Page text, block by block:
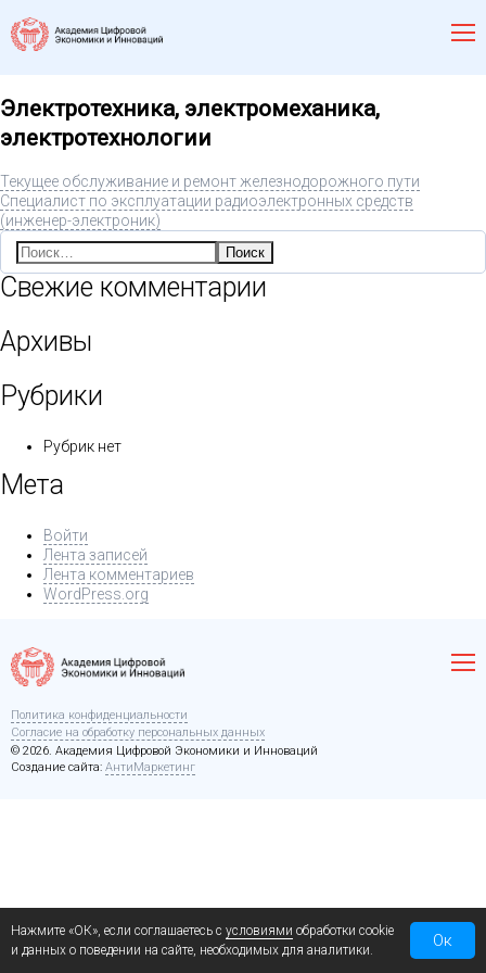
Электротехника, электромеханика,
электротехнологии
Текущее обслуживание и ремонт железнодорожного пути
Специалист по эксплуатации радиоэлектронных средств
(инженер-электроник)
Найти:
Свежие комментарии
Архивы
Рубрики
Рубрик нет
Мета
Войти
Лента записей
Лента комментариев
WordPress.org
Политика конфиденциальности
Согласие на обработку персональных данных
© 2026. Академия Цифровой Экономики и Инноваций
Создание сайта: АнтиМаркетинг
Нажмите «ОК», если соглашаетесь с условиями обработки cookie
и данных о поведении на сайте, необходимых для аналитики.
Ок